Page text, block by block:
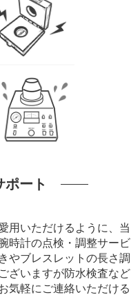
ポート
用いただけるように、当
時計の点検・調整サービ
やブレスレットの長さ調
ざいますが防水検査など
気軽にご連絡いただける